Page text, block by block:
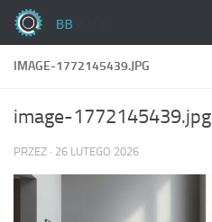
Skip to content
IMAGE-1772145439.JPG
image-1772145439.jpg
PRZEZ · 26 LUTEGO 2026